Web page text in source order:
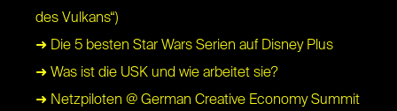
des Vulkans“)
➜ Die 5 besten Star Wars Serien auf Disney Plus
➜ Was ist die USK und wie arbeitet sie?
➜ Netzpiloten @ German Creative Economy Summit